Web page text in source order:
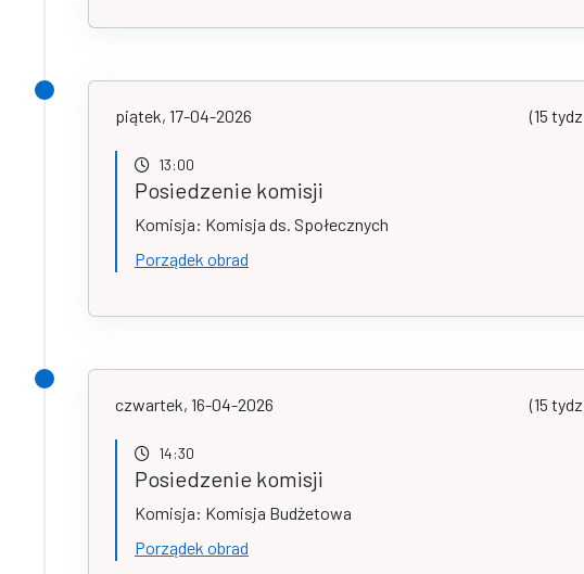
piątek, 17-04-2026 (15
13:00
Posiedzenie komisji
Komisja: Komisja ds. Społecznych
Porządek obrad
czwartek, 16-04-2026 (15
14:30
Posiedzenie komisji
Komisja: Komisja Budżetowa
Porządek obrad